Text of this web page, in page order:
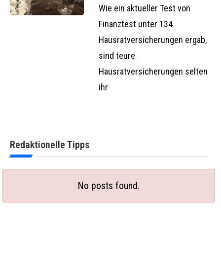
schlussfolgern
Wie ein aktueller Test von
Finanztest unter 134
Hausratversicherungen ergab,
sind teure
Hausratversicherungen selten
ihr
Redaktionelle Tipps
No posts found.